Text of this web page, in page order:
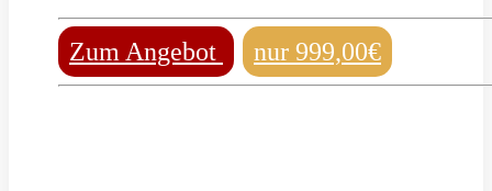
Zum Angebot nur 999,00€